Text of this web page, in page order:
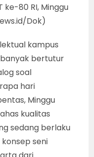
yang
para “Ratu
yang
yang digelar
RW 25
Kota Jogja
80 RI, Minggu
Dok)
kampus
bertutur